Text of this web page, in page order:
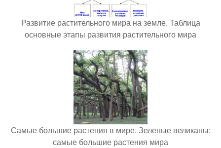
Развитие растительного мира на земле. Таблица
основные этапы развития растительного мира
Самые большие растения в мире. Зеленые великаны:
самые большие растения мира